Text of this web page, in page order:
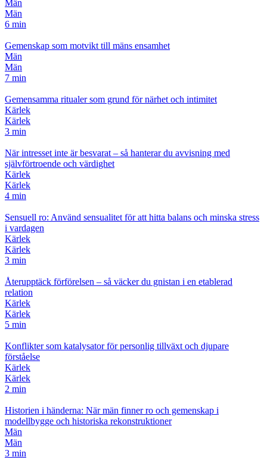
Män
Män
6 min
Gemenskap som motvikt till mäns ensamhet
Män
Män
7 min
Gemensamma ritualer som grund för närhet och intimitet
Kärlek
Kärlek
3 min
När intresset inte är besvarat – så hanterar du avvisning med
självförtroende och värdighet
Kärlek
Kärlek
4 min
Sensuell ro: Använd sensualitet för att hitta balans och minska stress
i vardagen
Kärlek
Kärlek
3 min
Återupptäck förförelsen – så väcker du gnistan i en etablerad
relation
Kärlek
Kärlek
5 min
Konflikter som katalysator för personlig tillväxt och djupare
förståelse
Kärlek
Kärlek
2 min
Historien i händerna: När män finner ro och gemenskap i
modellbygge och historiska rekonstruktioner
Män
Män
3 min